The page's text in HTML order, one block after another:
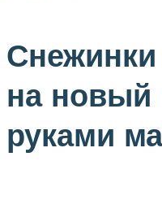
на новый
руками